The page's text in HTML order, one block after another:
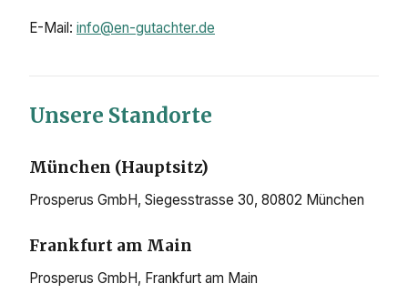
E-Mail: info@en-gutachter.de
Unsere Standorte
München (Hauptsitz)
Prosperus GmbH, Siegesstrasse 30, 80802 München
Frankfurt am Main
Prosperus GmbH, Frankfurt am Main